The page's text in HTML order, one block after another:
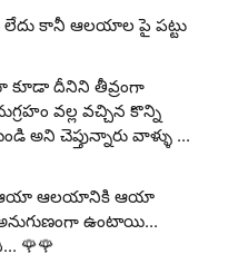
కానీ ఆలయాల పై పట్టు
దీనిని తీవ్రంగా
వల్ల వచ్చిన కొన్ని
చెప్తున్నారు వాళ్ళు ...
ఆయా ఆలయానికి ఆయా
ఉంటాయి...
🌹🌹